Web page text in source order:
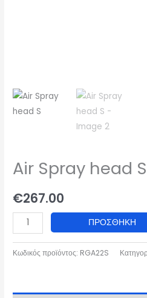
Air Spray head S
€267.00
Spray
head
ΠΡΟΣΘΉΚΗ
Κωδικός προϊόντος: RGA22S